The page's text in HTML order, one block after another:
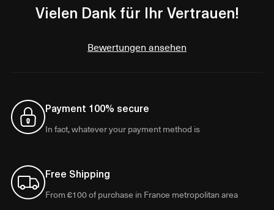
Vielen Dank für Ihr Vertrauen!
Bewertungen ansehen
Payment 100% secure
In fact, whatever your payment method is
Free Shipping
From €100 of purchase in France metropolitan area